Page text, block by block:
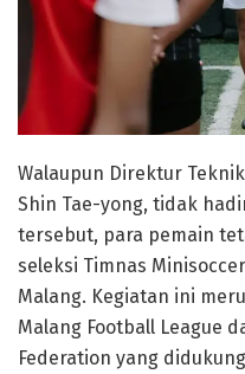
Walaupun Direktur
Shin Tae-yong, tidak
tersebut, para pemain
seleksi Timnas
Malang. Kegiatan ini
Malang Football League
Federation yang